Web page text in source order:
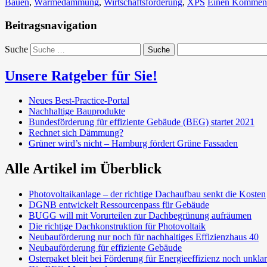
Bauen, Wärmedämmung, Wirtschaftsförderung, XPS Einen
Beitragsnavigation
Suche
Unsere Ratgeber für Sie!
Neues Best-Practice-Portal
Nachhaltige Bauprodukte
Bundesförderung für effiziente Gebäude (BEG) startet 2021
Rechnet sich Dämmung?
Grüner wird’s nicht – Hamburg fördert Grüne Fassaden
Alle Artikel im Überblick
Photovoltaikanlage – der richtige Dachaufbau senkt die Kosten
DGNB entwickelt Ressourcenpass für Gebäude
BUGG will mit Vorurteilen zur Dachbegrünung aufräumen
Die richtige Dachkonstruktion für Photovoltaik
Neubauförderung nur noch für nachhaltiges Effizienzhaus 40
Neubauförderung für effiziente Gebäude
Osterpaket bleit bei Förderung für Energieeffizienz noch unklar